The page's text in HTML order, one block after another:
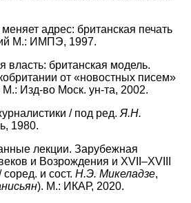
адрес: британская печать
М.: ИМПЭ, 1997.
власть: британская модель.
от «новостных писем»
М.: Изд-во Моск. ун-та, 2002.
/ под ред. Я.Н.
1980.
лекции. Зарубежная
и Возрождения и XVII–XVIII
и сост. Н.Э. Микеладзе,
). М.: ИКАР, 2020.